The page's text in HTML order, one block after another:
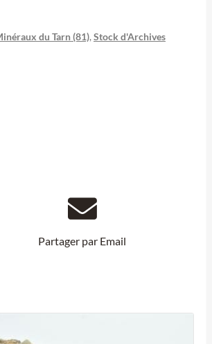
du Tarn (81), Stock d'Archives
Partager par Email